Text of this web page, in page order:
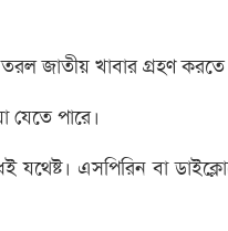
জাতীয় খাবার গ্রহণ
যেতে পারে।
যথেষ্ট। এসপিরিন বা